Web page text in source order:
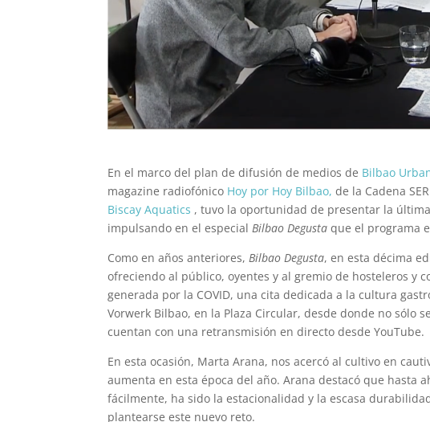
En el marco del plan de difusión de medios de Bilbao
magazine radiofónico Hoy por Hoy Bilbao, de la Cadena
Biscay Aquatics , tuvo la oportunidad de presentar la
impulsando en el especial Bilbao Degusta que el programa
Como en años anteriores, Bilbao Degusta, en esta décima
ofreciendo al público, oyentes y al gremio de hosteleros y
generada por la COVID, una cita dedicada a la cultura
Vorwerk Bilbao, en la Plaza Circular, desde donde no
cuentan con una retransmisión en directo desde YouTube.
En esta ocasión, Marta Arana, nos acercó al cultivo en
aumenta en esta época del año. Arana destacó que hasta
fácilmente, ha sido la estacionalidad y la escasa
plantearse este nuevo reto.